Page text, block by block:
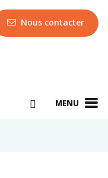
Nous contacter
MENU